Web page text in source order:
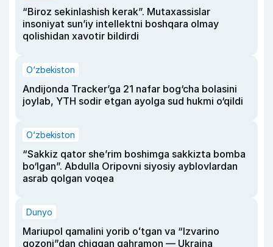
“Biroz sekinlashish kerak”. Mutaxassislar
insoniyat sun’iy intellektni boshqara olmay
qolishidan xavotir bildirdi
O‘zbekiston
Andijonda Tracker’ga 21 nafar bog‘cha bolasini
joylab, YTH sodir etgan ayolga sud hukmi o‘qildi
O‘zbekiston
“Sakkiz qator she’rim boshimga sakkizta bomba
bo‘lgan”. Abdulla Oripovni siyosiy ayblovlardan
asrab qolgan voqea
Dunyo
Mariupol qamalini yorib oʻtgan va “Izvarino
qozoni”dan chiqqan qahramon — Ukraina